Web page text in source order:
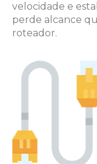
velocidade e
perde alcance
roteador.